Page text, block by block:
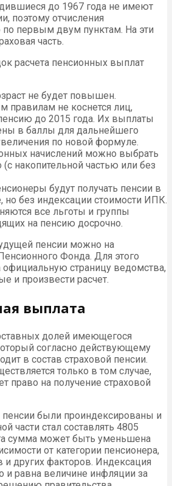
до 1967 года не имеют
поэтому отчисления
по первым двум пунктам. На эти
часть.
расчета пенсионных выплат
не будет повышен.
правилам не коснется лиц,
до 2015 года. Их выплаты
в баллы для дальнейшего
по новой формуле.
начислений можно выбрать
(с накопительной частью или без
будут получать пенсии в
но без индексации стоимости ИПК.
все льготы и группы
на пенсию досрочно.
пенсии можно на
Фонда. Для этого
официальную страницу ведомства,
и произвести расчет.
выплата
долей имеющегося
согласно действующему
в состав страховой пенсии.
только в том случае,
право на получение страховой
пенсии были проиндексированы и
части стал составлять 4805
сумма может быть уменьшена
от категории пенсионера,
других факторов. Индексация
и равна величине инфляции за